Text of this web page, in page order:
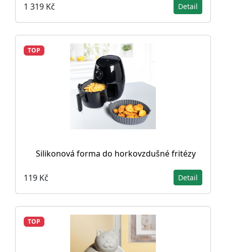
1 319 Kč Detail
TOP
Silikonová forma do horkovzdušné fritézy
119 Kč Detail
TOP